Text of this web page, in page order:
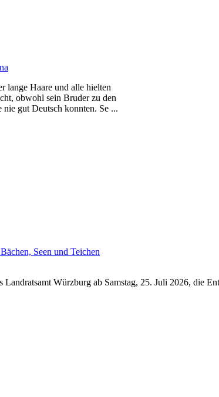
lange Haare und alle hielten
obwohl sein Bruder zu den
gut Deutsch konnten. Se ...
Seen und Teichen
Würzburg ab Samstag, 25. Juli 2026, die